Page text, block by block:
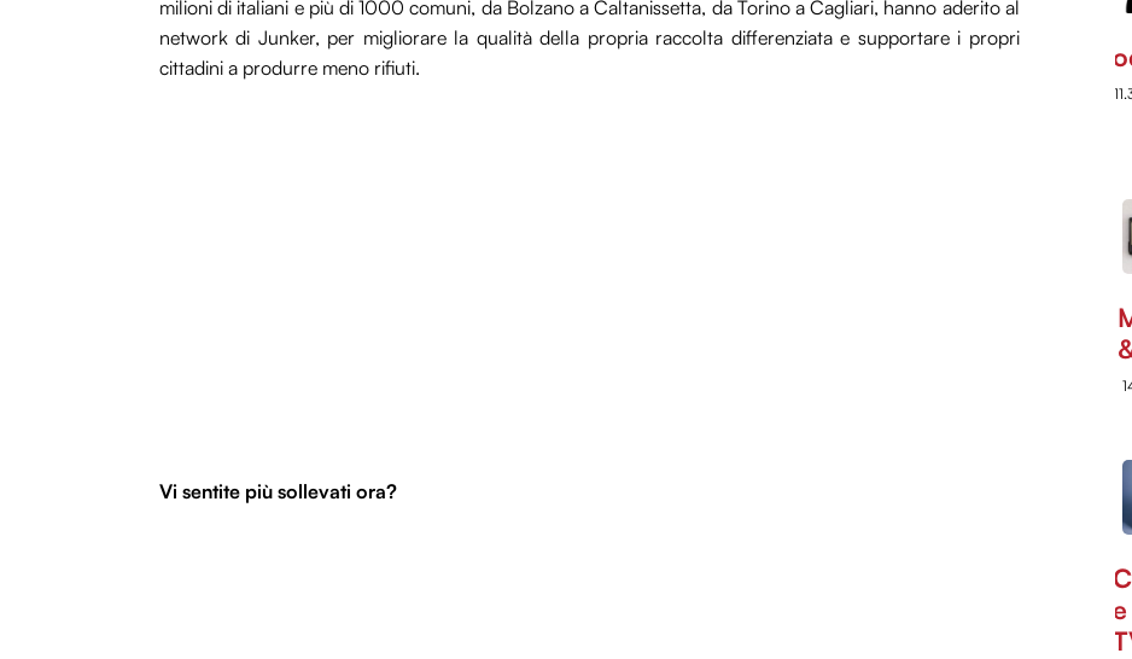
milioni di italiani e più di 1000 comuni, da Bolzano a Caltanissetta, da Torino a Cagliari, hanno aderito al
network di Junker, per migliorare la qualità della propria raccolta differenziata e supportare i propri
cittadini a produrre meno rifiuti.
Vi sentite più sollevati ora?